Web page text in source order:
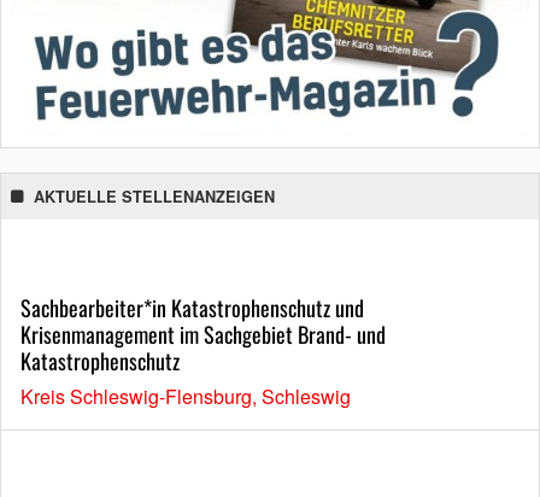
AKTUELLE STELLENANZEIGEN
Sachbearbeiter*in Katastrophenschutz und
Krisenmanagement im Sachgebiet Brand- und
Katastrophenschutz
Kreis Schleswig-Flensburg, Schleswig